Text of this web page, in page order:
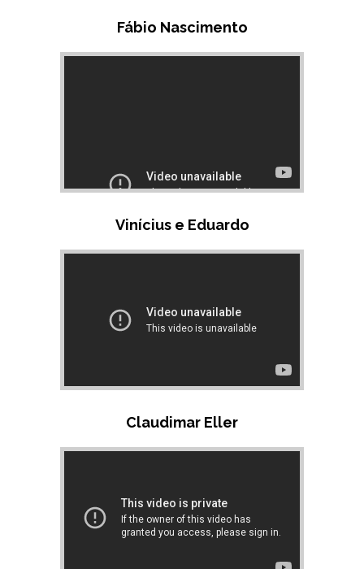
Fábio Nascimento
Vinícius e Eduardo
Claudimar Eller